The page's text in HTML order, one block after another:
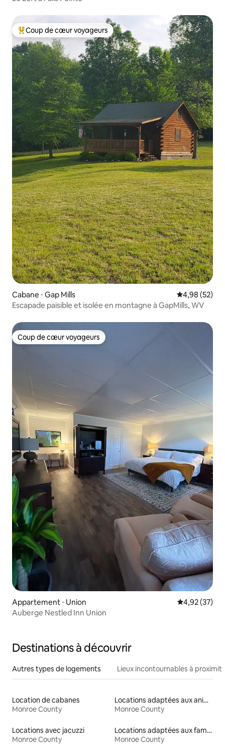
Coups de cœur voyageurs les plus appréciés
Coup de cœur voyageurs
Cabane ⋅ Gap Mills Évaluation
4,98 (52)
Escapade paisible et isolée en montagne à GapMills, WV
Coup de cœur voyageurs
Coup de cœur voyageurs
Appartement ⋅ Union Évaluation
4,92 (37)
Auberge Nestled Inn Union
Destinations à découvrir
Autres types de logements Lieux incontournables à
Location de cabanes
Monroe County
Locations adaptées aux animaux
Monroe County
Locations avec jacuzzi
Monroe County
Locations adaptées aux familles
Monroe County